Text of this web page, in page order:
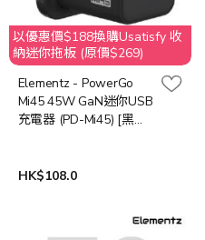
以優惠價$188換購Usatisfy 收
納迷你拖板 (原價$269)
Elementz - PowerGo
Mi45 45W GaN迷你USB
充電器 (PD-Mi45) [黑色/
HK$108.0